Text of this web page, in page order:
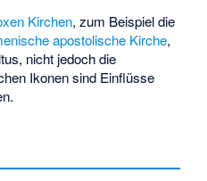
Kirchen, zum Beispiel die
apostolische Kirche,
nicht jedoch die
Ikonen sind Einflüsse